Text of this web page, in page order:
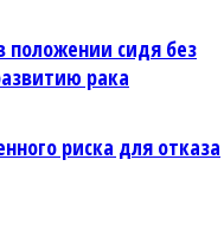
положении сидя без
рака
риска для отказа